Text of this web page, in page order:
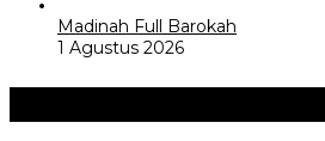
Madinah Full Barokah
1 Agustus 2026